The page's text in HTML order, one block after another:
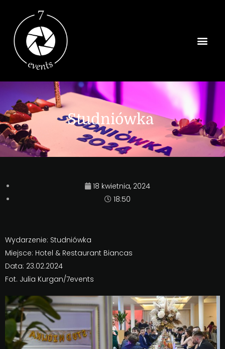
Studniówka
18 kwietnia, 2024
18:50
Wydarzenie: Studniówka
Miejsce: Hotel & Restaurant Biancas
Data: 23.02.2024
Fot. Julia Kurgan/7events